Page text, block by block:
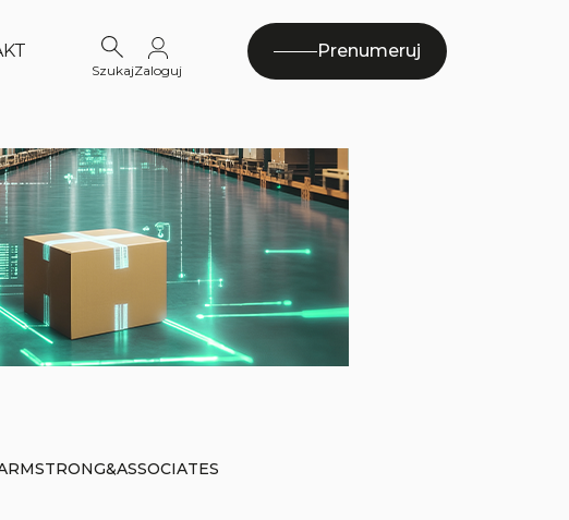
SzukajZaloguj
Prenumeruj